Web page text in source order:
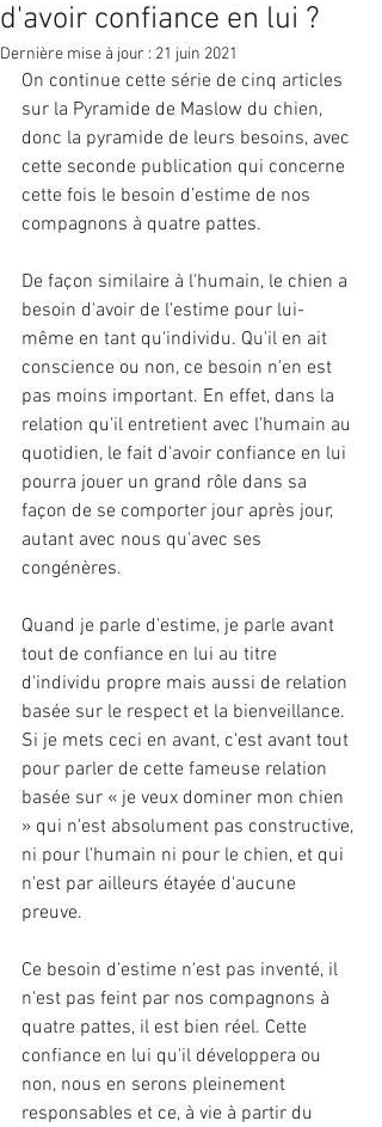
d'avoir confiance en lui ?
Dernière mise à jour : 21 juin 2021
On continue cette série de cinq articles
sur la Pyramide de Maslow du chien,
donc la pyramide de leurs besoins, avec
cette seconde publication qui concerne
cette fois le besoin d’estime de nos
compagnons à quatre pattes.
De façon similaire à l'humain, le chien a
besoin d'avoir de l'estime pour lui-
même en tant qu'individu. Qu'il en ait
conscience ou non, ce besoin n'en est
pas moins important. En effet, dans la
relation qu'il entretient avec l'humain au
quotidien, le fait d'avoir confiance en lui
pourra jouer un grand rôle dans sa
façon de se comporter jour après jour,
autant avec nous qu'avec ses
congénères.
Quand je parle d'estime, je parle avant
tout de confiance en lui au titre
d'individu propre mais aussi de relation
basée sur le respect et la bienveillance.
Si je mets ceci en avant, c'est avant tout
pour parler de cette fameuse relation
basée sur « je veux dominer mon chien
» qui n'est absolument pas constructive,
ni pour l'humain ni pour le chien, et qui
n'est par ailleurs étayée d'aucune
preuve.
Ce besoin d'estime n'est pas inventé, il
n'est pas feint par nos compagnons à
quatre pattes, il est bien réel. Cette
confiance en lui qu'il développera ou
non, nous en serons pleinement
responsables et ce, à vie à partir du